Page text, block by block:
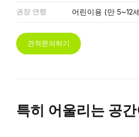
권장 연령 어린이용 (만 5~12
견적문의하기
특히 어울리는 공